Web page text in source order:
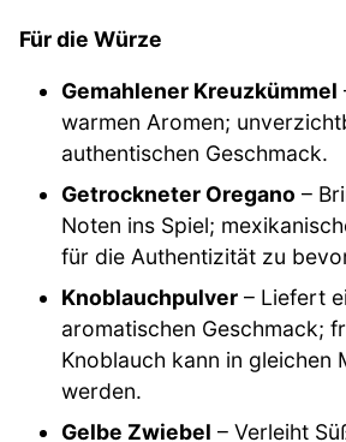
Für die Würze
Gemahlener Kreuzkümmel
warmen Aromen;
authentischen Geschmack.
Getrockneter Oregano –
Noten ins Spiel;
für die Authentizität zu
Knoblauchpulver – Liefert
aromatischen Geschmack;
Knoblauch kann in gleichen
werden.
Gelbe Zwiebel – Verleiht